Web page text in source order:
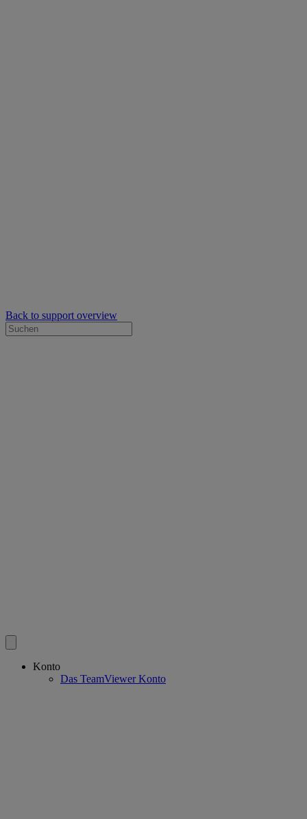
Back to support overview
Konto
Das TeamViewer Konto